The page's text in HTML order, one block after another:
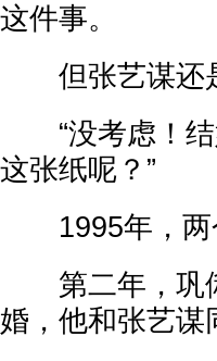
这件事。
但张艺谋还
“没考虑！结
这张纸呢？”
1995年，两
第二年，巩俐
婚，他和张艺谋